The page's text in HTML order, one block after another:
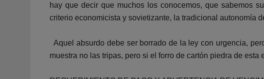
hay que decir que muchos los conocemos, que sabemos
criterio economicista y sovietizante, la tradicional autonomía
Aquel absurdo debe ser borrado de la ley con urgencia,
muestra no las tripas, pero si el forro de cartón piedra de esta